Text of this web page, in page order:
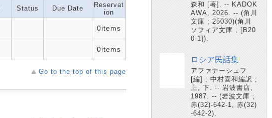
Status Due Date
Reservat
ion
0items
0items
Go to the top of this page
森和 [著]. -- KADOK
AWA, 2026. -- (角川
文庫 ; 25030)(角川
ソフィア文庫 ; [B20
0-1]).
ロシア民話集
アファナーシェフ
[編] ; 中村喜和編訳 ;
上, 下. -- 岩波書店,
1987. -- (岩波文庫 ;
赤(32)-642-1, 赤(32)
-642-2).